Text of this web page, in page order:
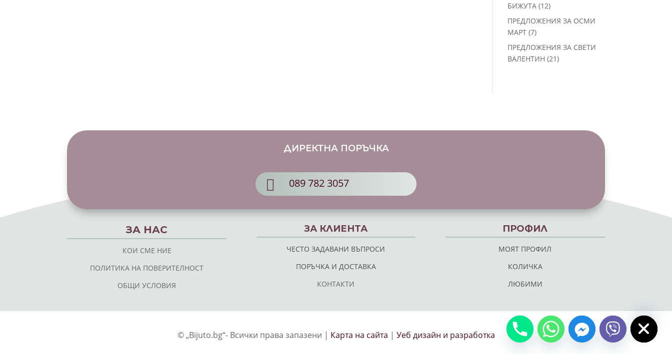
БИЖУТА 1212
продукта
ПРЕДЛОЖЕНИЯ ЗА ОСМИ
МАРТ 77
продукта
ПРЕДЛОЖЕНИЯ ЗА СВЕТИ
ВАЛЕНТИН 2121
ДИРЕКТНА ПОРЪЧКА
 089 782 3057
ЗА НАС
КОИ СМЕ НИЕ
ПОЛИТИКА НА ПОВЕРИТЕЛНОСТ
ОБЩИ УСЛОВИЯ
ЗА КЛИЕНТА
ЧЕСТО ЗАДАВАНИ ВЪПРОСИ
ПОРЪЧКА И ДОСТАВКА
КОНТАКТИ
ПРОФИЛ
МОЯТ ПРОФИЛ
КОЛИЧКА
ЛЮБИМИ
© „Bijuto.bg“- Всички права запазени | Карта на сайта | Уеб дизайн и разработка
Hide